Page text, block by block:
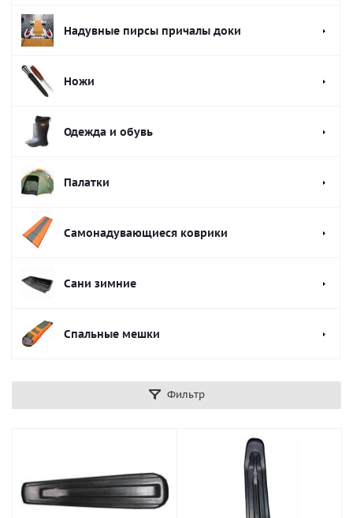
Надувные пирсы причалы доки
Ножи
Одежда и обувь
Палатки
Самонадувающиеся коврики
Сани зимние
Спальные мешки
Фильтр